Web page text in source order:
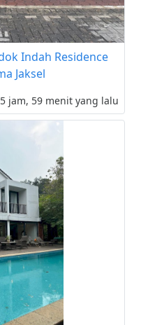
Indah Residence
Jaksel
5 jam, 59 menit yang lalu